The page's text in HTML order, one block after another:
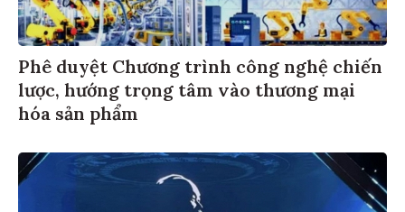
Phê duyệt Chương trình công nghệ chiến
lược, hướng trọng tâm vào thương mại
hóa sản phẩm